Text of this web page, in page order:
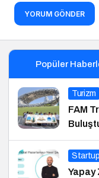
YORUM GÖNDER
Popüler
Turizm
FAM
Startup
Yapay